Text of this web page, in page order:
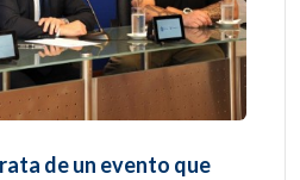
de un evento que